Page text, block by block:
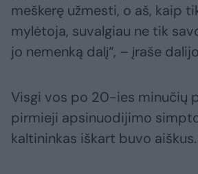
meškerę užmesti, o aš, kaip
mylėtoja, suvalgiau ne tik
jo nemenką dalį“, – įraše
Visgi vos po 20-ies minučių
pirmieji apsinuodijimo
kaltininkas iškart buvo aiškus.